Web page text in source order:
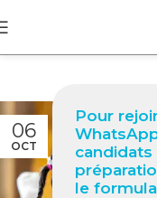
Pour
candidats
le
06
OCT